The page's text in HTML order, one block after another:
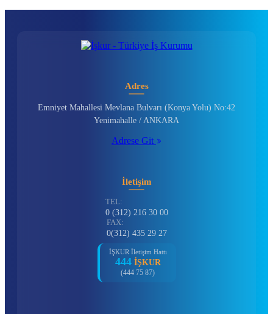
Adres
Emniyet Mahallesi Mevlana Bulvarı (Konya Yolu) No:42
Yenimahalle / ANKARA
Adrese Git
İletişim
TEL:
0 (312) 216 30 00
FAX:
0(312) 435 29 27
İŞKUR İletişim Hattı
444 İŞKUR
(444 75 87)